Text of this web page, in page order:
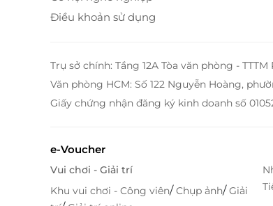
Tiện nghi chuẩn nghỉ dưỡng –
Phòng được bố trí linh hoạt với
Điều khoản sử dụng
Trụ sở chính: Tầng 12A Tòa văn phòng -
Văn phòng HCM: Số 122 Nguyễn Hoàng,
Giấy chứng nhận đăng ký kinh doanh số
e-Voucher
Vui chơi - Giải trí
Khu vui chơi - Công viên/Chụp ảnh/Giải